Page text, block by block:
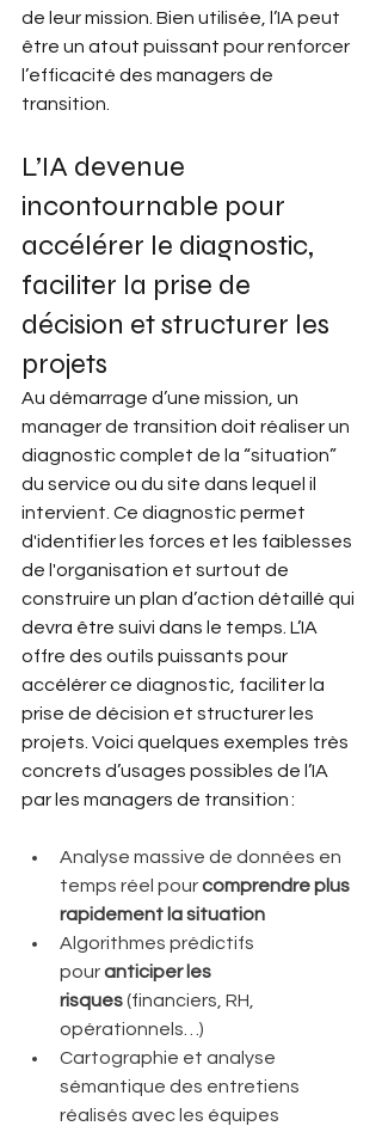
de leur mission. Bien utilisée, l’IA peut
être un atout puissant pour renforcer
l’efficacité des managers de
transition.
L’IA devenue
incontournable pour
accélérer le diagnostic,
faciliter la prise de
décision et structurer les
projets
Au démarrage d’une mission, un
manager de transition doit réaliser un
diagnostic complet de la “situation”
du service ou du site dans lequel il
intervient. Ce diagnostic permet
d'identifier les forces et les faiblesses
de l'organisation et surtout de
construire un plan d’action détaillé qui
devra être suivi dans le temps. L’IA
offre des outils puissants pour
accélérer ce diagnostic, faciliter la
prise de décision et structurer les
projets. Voici quelques exemples très
concrets d’usages possibles de l’IA
par les managers de transition :
Analyse massive de données en
temps réel pour comprendre plus
rapidement la situation
Algorithmes prédictifs
pour anticiper les
risques (financiers, RH,
opérationnels…)
Cartographie et analyse
sémantique des entretiens
réalisés avec les équipes